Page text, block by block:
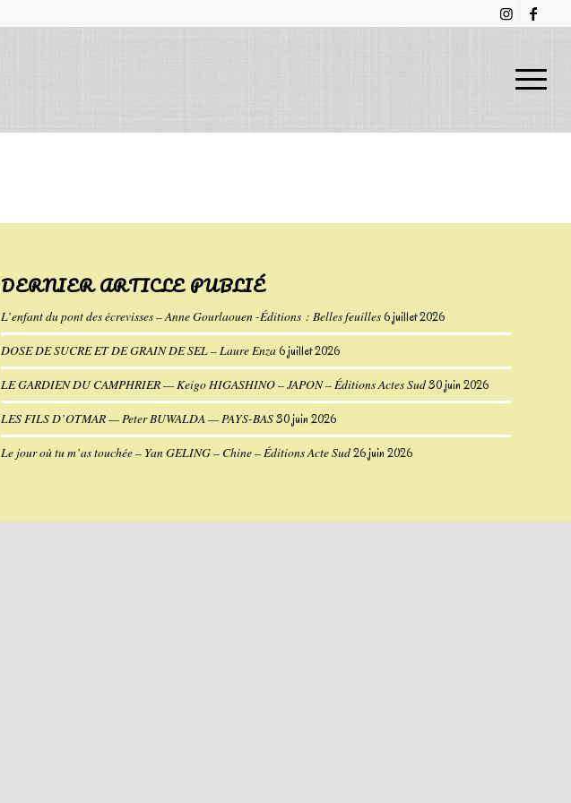
DERNIER ARTICLE PUBLIÉ
L’enfant du pont des écrevisses – Anne Gourlaouen -Éditions : Belles feuilles6 juillet 2026
DOSE DE SUCRE ET DE GRAIN DE SEL – Laure Enza6 juillet 2026
LE GARDIEN DU CAMPHRIER — Keigo HIGASHINO – JAPON – Éditions Actes Sud30 juin 2026
LES FILS D’OTMAR — Peter BUWALDA — PAYS-BAS30 juin 2026
Le jour où tu m’as touchée – Yan GELING – Chine – Éditions Acte Sud26 juin 2026